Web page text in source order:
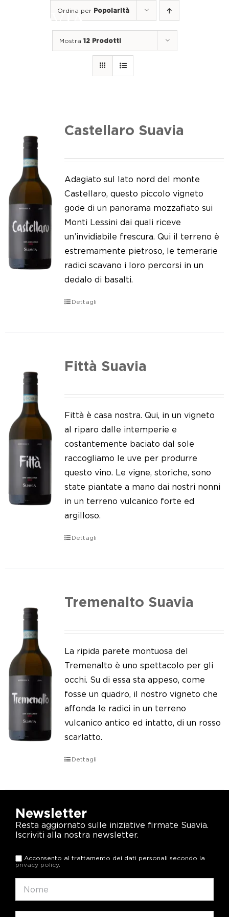
Il nostro lavoro
I nostri vigneti
Tappo a vite
Le nostre news
Ordina per Popolarità
Mostra 12 Prodotti
Castellaro Suavia
Adagiato sul lato nord del monte
Castellaro, questo piccolo vigneto
gode di un panorama mozzafiato sui
Monti Lessini dai quali riceve
un’invidiabile frescura. Qui il terreno è
estremamente pietroso, le temerarie
radici scavano i loro percorsi in un
dedalo di basalti.
Dettagli
Fittà Suavia
Fittà è casa nostra. Qui, in un vigneto
al riparo dalle intemperie e
costantemente baciato dal sole
raccogliamo le uve per produrre
questo vino. Le vigne, storiche, sono
state piantate a mano dai nostri nonni
in un terreno vulcanico forte ed
argilloso.
Dettagli
Tremenalto Suavia
La ripida parete montuosa del
Tremenalto è uno spettacolo per gli
occhi. Su di essa sta appeso, come
fosse un quadro, il nostro vigneto che
affonda le radici in un terreno
vulcanico antico ed intatto, di un rosso
scarlatto.
Dettagli
Newsletter
Resta aggiornato sulle iniziative firmate Suavia.
Iscriviti alla nostra newsletter.
Acconsento al trattamento dei dati personali secondo la
privacy policy.